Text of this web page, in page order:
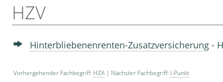
HZV
Hinterbliebenenrenten-Zusatzversicherung -
Vorhergehender Fachbegriff: HZA | Nächster Fachbegriff: I-Punkt